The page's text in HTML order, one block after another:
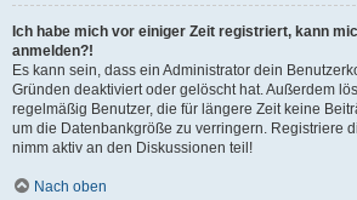
Ich habe mich vor einiger Zeit registriert, kann
anmelden?!
Es kann sein, dass ein Administrator dein
Gründen deaktiviert oder gelöscht hat. Außerdem
regelmäßig Benutzer, die für längere Zeit keine
um die Datenbankgröße zu verringern. Registriere
nimm aktiv an den Diskussionen teil!
Nach oben